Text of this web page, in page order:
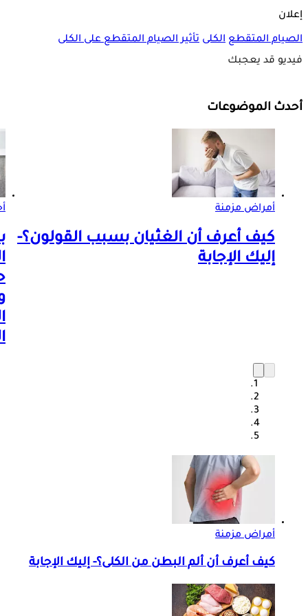
إعلان
الصيام المتقطع الكلى تأثير الصيام المتقطع على الكلى
فيديو قد يعجبك
أحدث الموضوعات
أمراض مزمنة
كيف أعرف أن الغثيان بسبب القولون؟-
إليك الإجابة
أمراض مزمنة
كيف أعرف أن ألم البطن من الكلى؟- إليك الإجابة